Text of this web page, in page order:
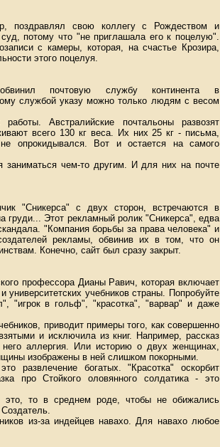
поздравлял свою коллегу с Рождеством и
потому что "не приглашала его к поцелую".
с камеры, которая, на счастье Крозира,
этого поцелуя.
почтовую службу континента в
службой указу можно только людям с весом
Австралийские почтальоны развозят
всего 130 кг веса. Их них 25 кг - письма,
опрокидывался. Вот и остается на самого
заниматься чем-то другим. И для них на почте
"Сникерса" с двух сторон, встречаются в
груди... Этот рекламный ролик "Сникерса", едва
"Компания борьбы за права человека" и
рекламы, обвинив их в том, что он
Конечно, сайт был сразу закрыт.
профессора Дианы Равич, которая включает
учебников страны. Попробуйте
"игрок в гольф", "красотка", "варвар" и даже
приводит примеры того, как совершенно
и исключила из книг. Например, рассказ
аллергия. Или историю о двух женщинах,
изображены в ней слишком покорными.
развлечение богатых. "Красотка" оскорбит
про Стойкого оловянного солдатика - это
то в среднем роде, чтобы не обижались
из-за индейцев навахо. Для навахо любое